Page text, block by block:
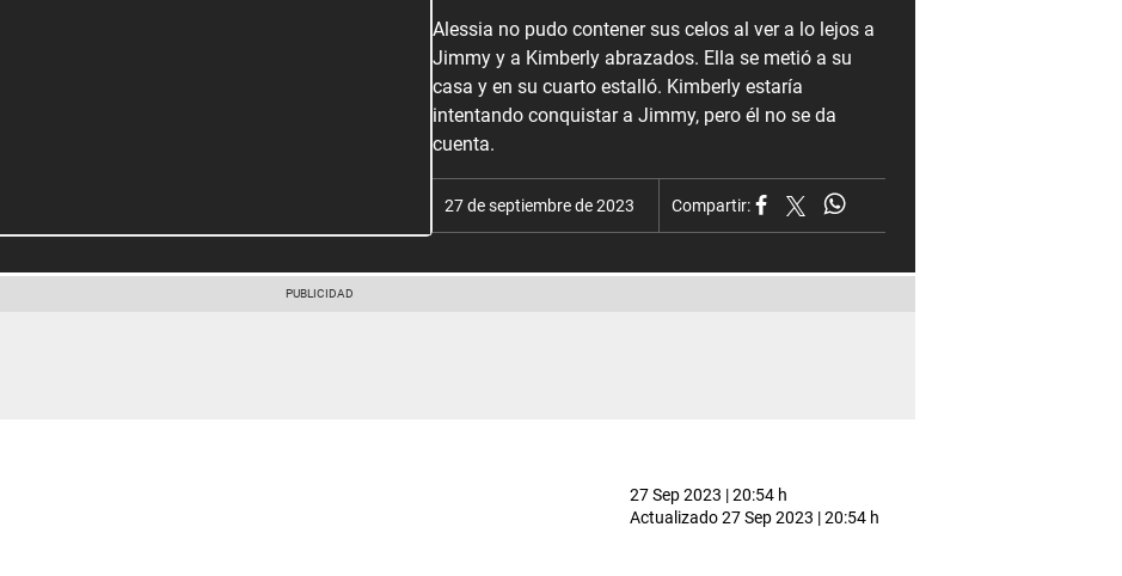
Alessia no pudo contener sus celos al ver a lo lejos a
Jimmy y a Kimberly abrazados. Ella se metió a su
casa y en su cuarto estalló. Kimberly estaría
intentando conquistar a Jimmy, pero él no se da
cuenta.
27 de septiembre de 2023 Compartir:
27 Sep 2023 | 20:54 h
Actualizado27 Sep 2023 | 20:54 h